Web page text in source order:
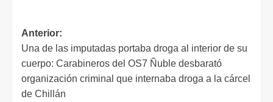
Anterior:
Una de las imputadas portaba droga al interior de su
cuerpo: Carabineros del OS7 Ñuble desbarató
organización criminal que internaba droga a la cárcel
de Chillán